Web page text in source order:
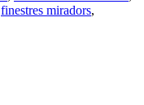
finestres miradors,